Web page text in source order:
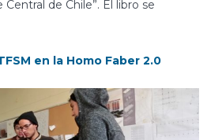
de Chile”. El libro se
en la Homo Faber 2.0